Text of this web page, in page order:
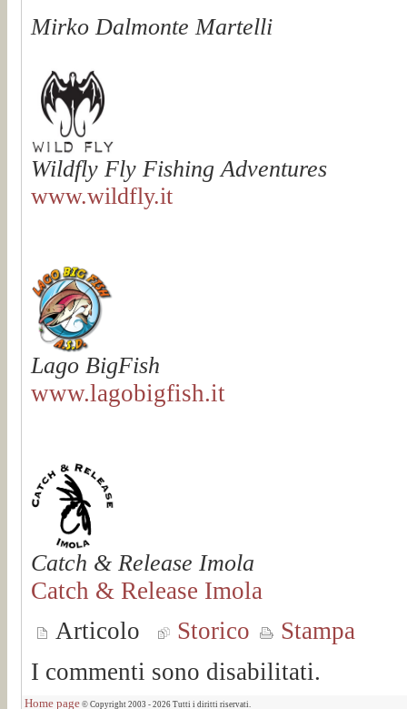
Mirko Dalmonte Martelli
Wildfly Fly Fishing Adventures
www.wildfly.it
Lago BigFish
www.lagobigfish.it
Catch & Release Imola
Catch & Release Imola
Articolo
Storico
Stampa
I commenti sono disabilitati.
Home page © Copyright 2003 - 2026 Tutti i diritti riservati.